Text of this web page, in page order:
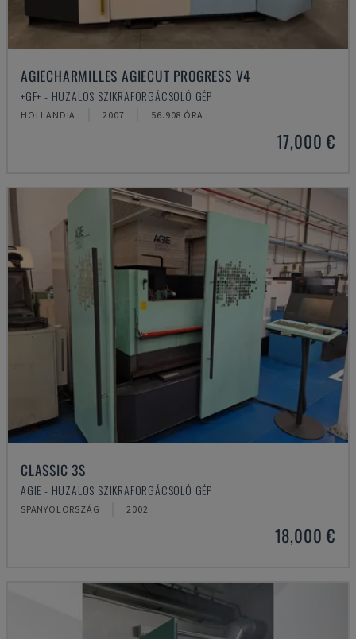
AGIECHARMILLES AGIECUT PROGRESS V4
+GF+ - HUZALOS SZIKRAFORGÁCSOLÓ GÉP
HOLLANDIA 2007 56.908 ÓRA
17,000 €
CLASSIC 3S
AGIE - HUZALOS SZIKRAFORGÁCSOLÓ GÉP
SPANYOLORSZÁG 2002
18,000 €